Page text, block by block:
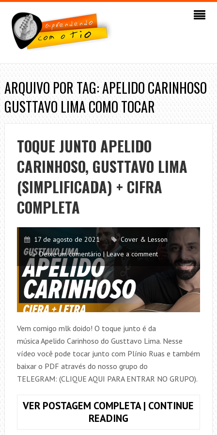
ARQUIVO POR TAG: APELIDO CARINHOSO
GUSTTAVO LIMA COMO TOCAR
TOQUE JUNTO APELIDO
CARINHOSO, GUSTTAVO LIMA
(SIMPLIFICADA) + CIFRA
COMPLETA
17 de agosto de 2021
Cover & Lesson
Deixe um comentário | Leave a comment
Vem comigo mlk doido! O toque junto é da
música Apelido Carinhoso do Gusttavo Lima. Nesse
vídeo você pode tocar junto com Plínio Ruas e também
baixar o PDF através do nosso grupo do
TELEGRAM: (CLIQUE AQUI PARA ENTRAR NO GRUPO).
VER POSTAGEM COMPLETA | CONTINUE
READINGTOQUE